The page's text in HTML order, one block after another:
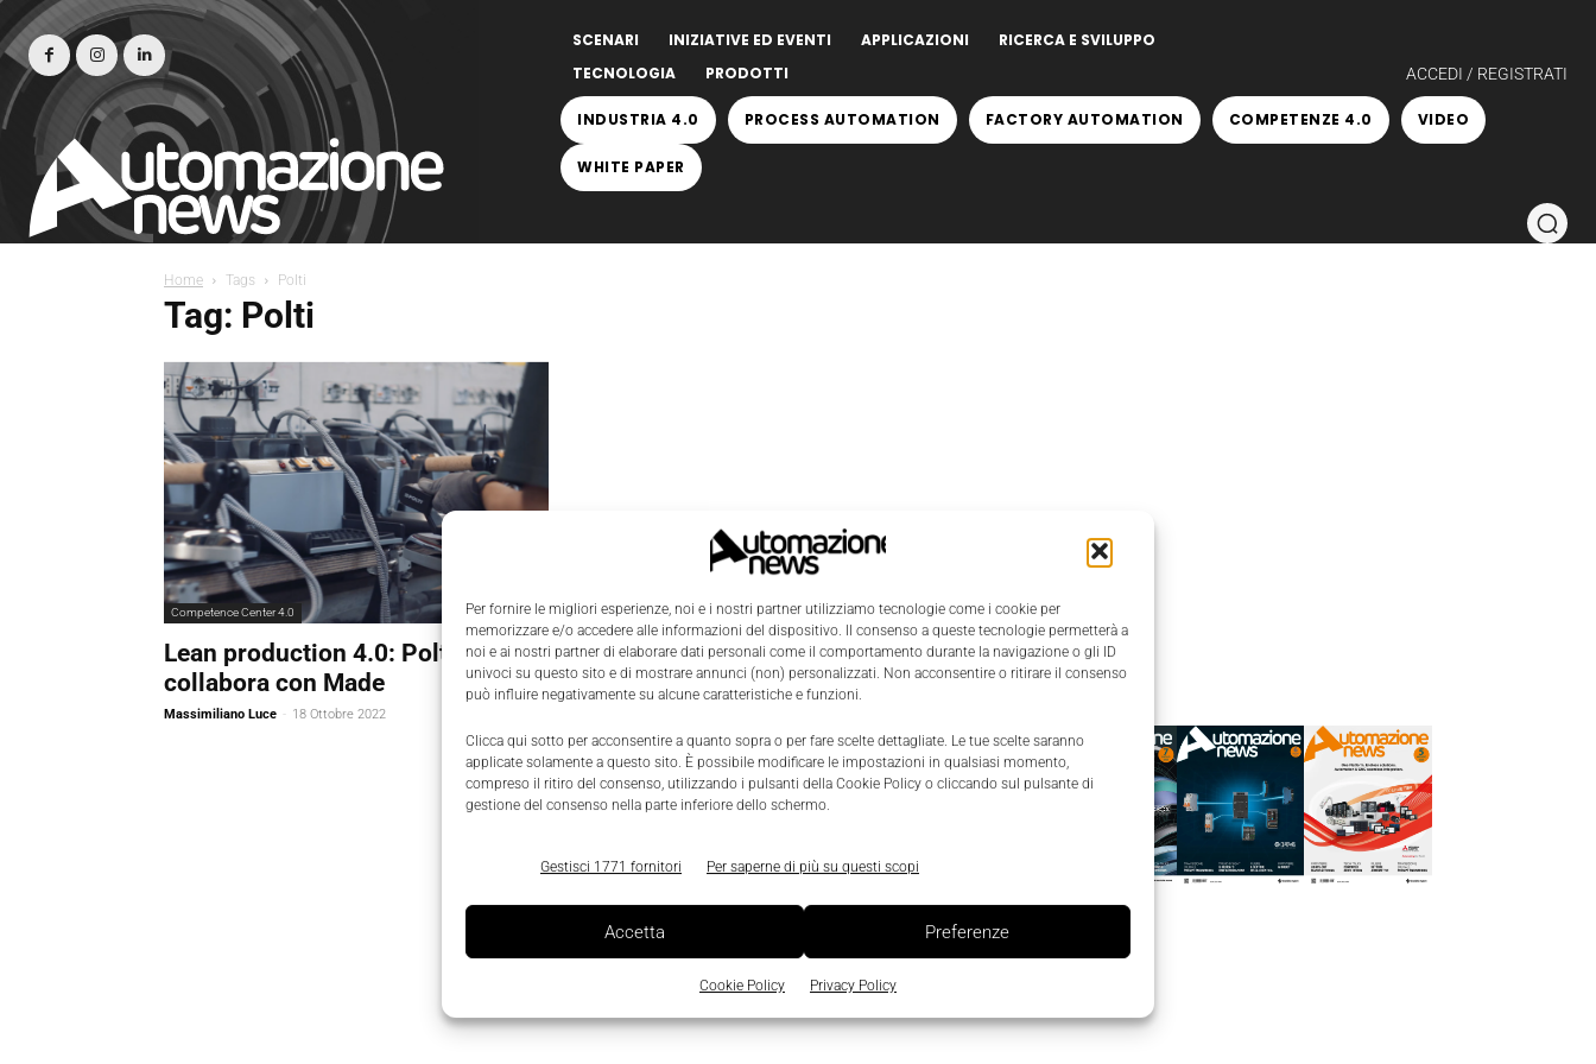
Per fornire le migliori esperienze, noi e i nostri partner utilizziamo tecnologie come i cookie per
memorizzare e/o accedere alle informazioni del dispositivo. Il consenso a queste tecnologie permetterà a
noi e ai nostri partner di elaborare dati personali come il comportamento durante la navigazione o gli ID
univoci su questo sito e di mostrare annunci (non) personalizzati. Non acconsentire o ritirare il consenso
può influire negativamente su alcune caratteristiche e funzioni.
Clicca qui sotto per acconsentire a quanto sopra o per fare scelte dettagliate. Le tue scelte saranno
applicate solamente a questo sito. È possibile modificare le impostazioni in qualsiasi momento,
compreso il ritiro del consenso, utilizzando i pulsanti della Cookie Policy o cliccando sul pulsante di
gestione del consenso nella parte inferiore dello schermo.
Gestisci 1771 fornitori Per saperne di più su questi scopi
Accetta Preferenze
Cookie Policy Privacy Policy
SCENARI INIZIATIVE ED EVENTI APPLICAZIONI
RICERCA E SVILUPPO
TECNOLOGIA
PRODOTTI ACCEDI / REGISTRATI
INDUSTRIA 4.0 PROCESS AUTOMATION FACTORY AUTOMATION COMPETENZE 4.0 VIDEO
WHITE PAPER
Home Tags Polti
Tag: Polti
Competence Center 4.0
Lean production 4.0: Polti
collabora con Made
Massimiliano Luce - 18 Ottobre 2022
Edicola